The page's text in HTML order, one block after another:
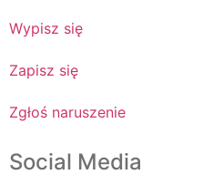
Wypisz się
Zapisz się
Zgłoś naruszenie
Social Media